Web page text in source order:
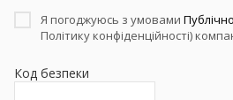
Я погоджуюсь з умовами
Політику конфіденційності)
Я погоджуюсь з умовами
Політику конфіденційності)
Код безпеки